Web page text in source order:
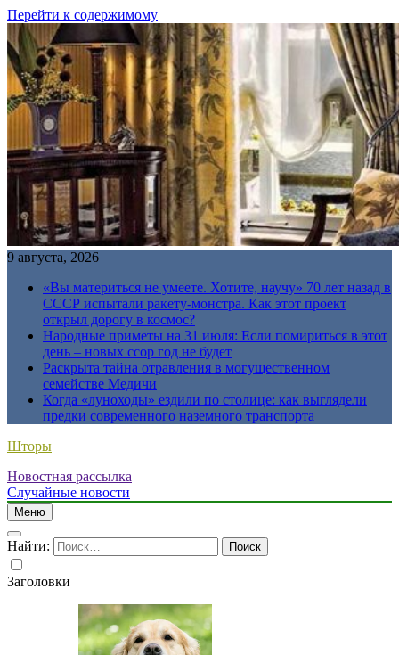
Перейти к содержимому
9 августа, 2026
«Вы материться не умеете. Хотите, научу» 70 лет назад в
СССР испытали ракету-монстра. Как этот проект
открыл дорогу в космос?
Народные приметы на 31 июля: Если помириться в этот
день – новых ссор год не будет
Раскрыта тайна отравления в могущественном
семействе Медичи
Когда «луноходы» ездили по столице: как выглядели
предки современного наземного транспорта
Шторы
Новостная рассылка
Случайные новости
Меню
Найти:
Заголовки